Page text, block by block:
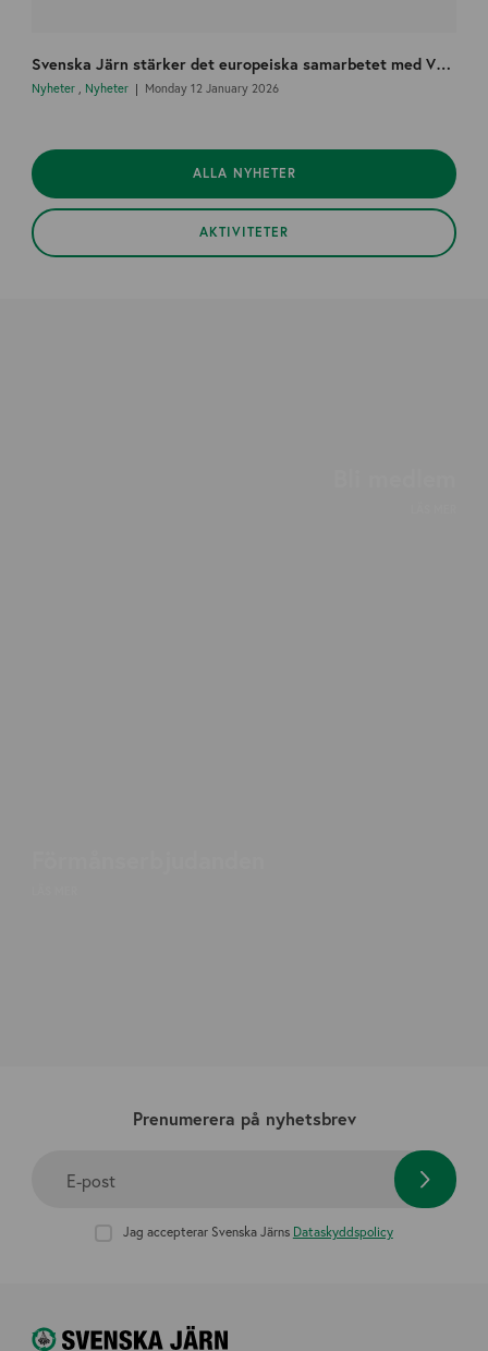
Svenska Järn stärker det europeiska samarbetet med VDM och startar en nordisk arbetsgrupp
Nyheter , Nyheter Monday 12 January 2026
ALLA NYHETER
AKTIVITETER
Prenumerera på nyhetsbrev
E-post
Jag accepterar Svenska Järns Dataskyddspolicy